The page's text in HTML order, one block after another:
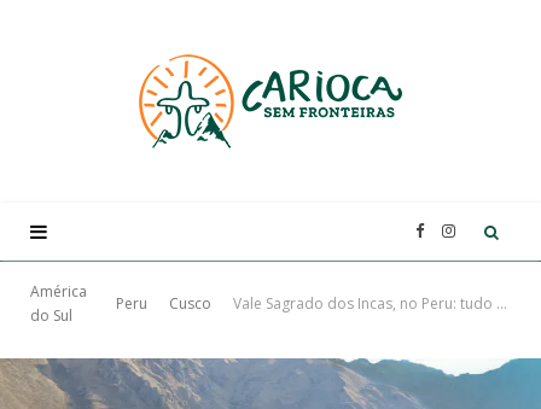
F I
América
do Sul
Peru Cusco Vale Sagrado dos Incas, no Peru: tudo sobre esse tour imperdível